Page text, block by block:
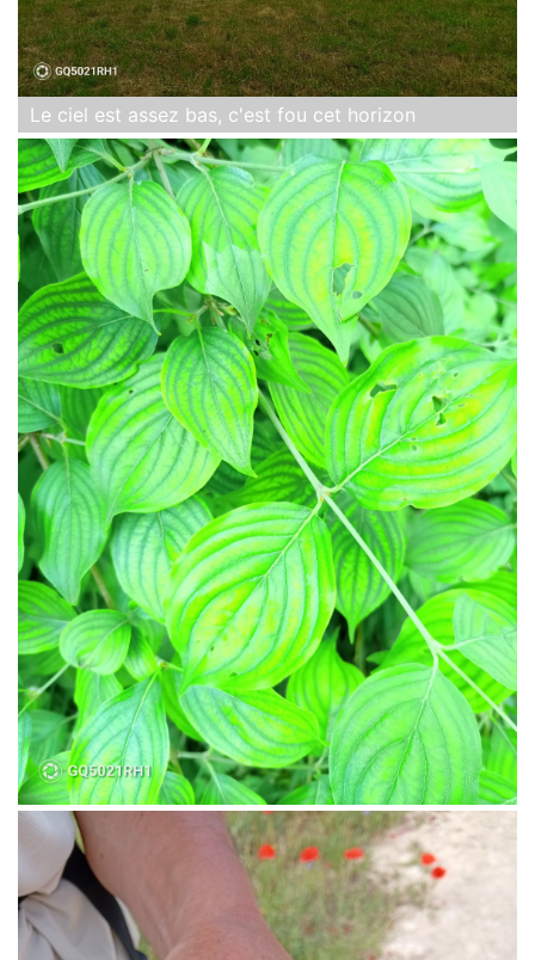
Le ciel est assez bas, c'est fou cet horizon